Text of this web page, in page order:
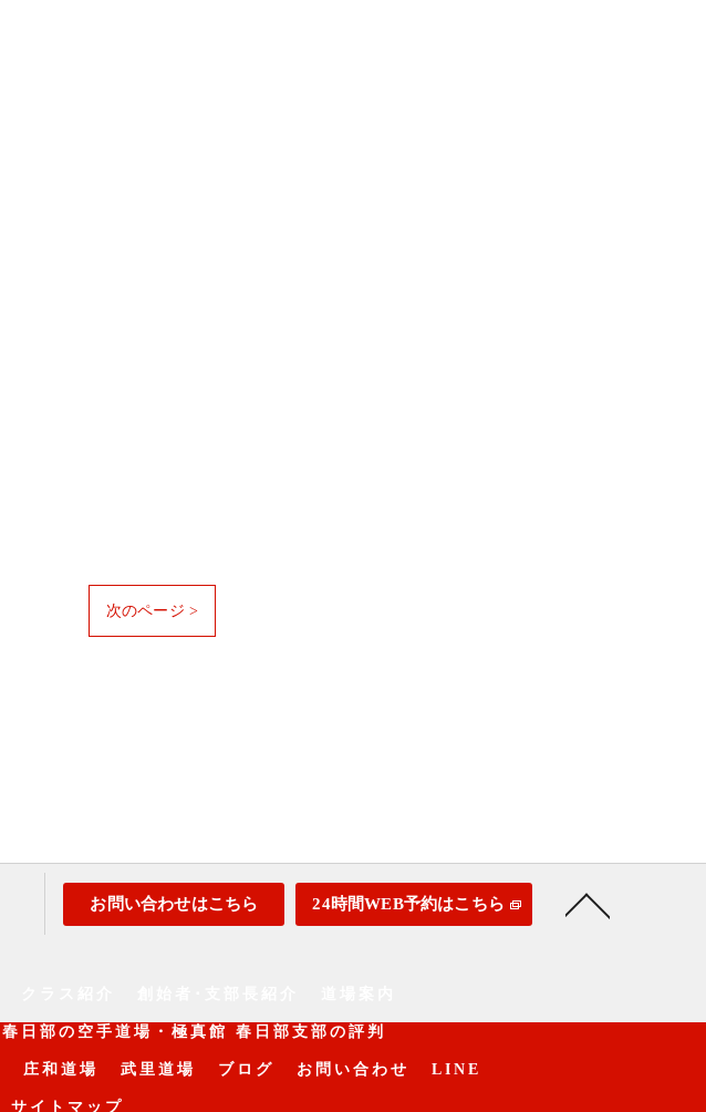
次のページ >
お問い合わせはこちら 24時間WEB予約はこちら
春日部の空手道場・極真館 春日部支部の評判
庄和道場 武里道場 ブログ お問い合わせ LINE
サイトマップ